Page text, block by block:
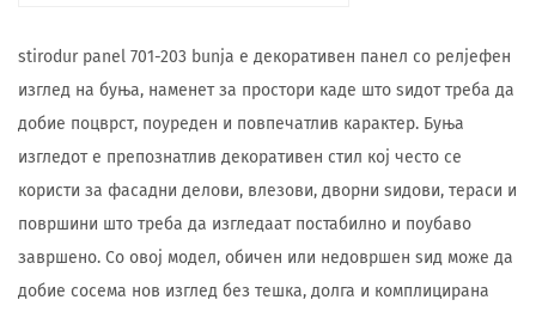
stirodur panel 701-203 bunja е декоративен панел со релјефен
изглед на буња, наменет за простори каде што ѕидот треба да
добие поцврст, поуреден и повпечатлив карактер. Буња
изгледот е препознатлив декоративен стил кој често се
користи за фасадни делови, влезови, дворни ѕидови, тераси и
површини што треба да изгледаат постабилно и поубаво
завршено. Со овој модел, обичен или недовршен ѕид може да
добие сосема нов изглед без тешка, долга и комплицирана